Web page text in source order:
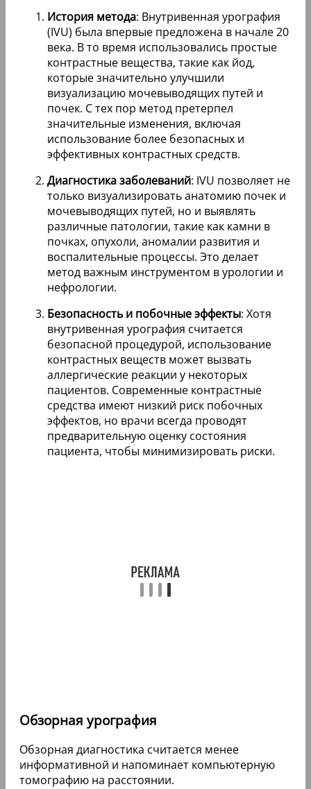
История метода: Внутривенная урография
(IVU) была впервые предложена в начале 20
века. В то время использовались простые
контрастные вещества, такие как йод,
которые значительно улучшили
визуализацию мочевыводящих путей и
почек. С тех пор метод претерпел
значительные изменения, включая
использование более безопасных и
эффективных контрастных средств.
Диагностика заболеваний: IVU позволяет не
только визуализировать анатомию почек и
мочевыводящих путей, но и выявлять
различные патологии, такие как камни в
почках, опухоли, аномалии развития и
воспалительные процессы. Это делает
метод важным инструментом в урологии и
нефрологии.
Безопасность и побочные эффекты: Хотя
внутривенная урография считается
безопасной процедурой, использование
контрастных веществ может вызвать
аллергические реакции у некоторых
пациентов. Современные контрастные
средства имеют низкий риск побочных
эффектов, но врачи всегда проводят
предварительную оценку состояния
пациента, чтобы минимизировать риски.
Обзорная урография
Обзорная диагностика считается менее
информативной и напоминает компьютерную
томографию на расстоянии.